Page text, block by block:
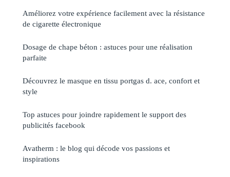
Améliorez votre expérience facilement avec la résistance
de cigarette électronique
Dosage de chape béton : astuces pour une réalisation
parfaite
Découvrez le masque en tissu portgas d. ace, confort et
style
Top astuces pour joindre rapidement le support des
publicités facebook
Avatherm : le blog qui décode vos passions et
inspirations